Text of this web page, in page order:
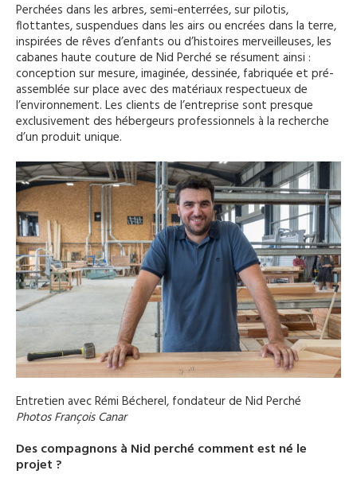
Perchées dans les arbres, semi-enterrées, sur pilotis,
flottantes, suspendues dans les airs ou encrées dans la terre,
inspirées de rêves d’enfants ou d’histoires merveilleuses, les
cabanes haute couture de Nid Perché se résument ainsi :
conception sur mesure, imaginée, dessinée, fabriquée et pré-
assemblée sur place avec des matériaux respectueux de
l’environnement. Les clients de l’entreprise sont presque
exclusivement des hébergeurs professionnels à la recherche
d’un produit unique.
Entretien avec Rémi Bécherel, fondateur de Nid Perché
Photos François Canar
Des compagnons à Nid perché comment est né le
projet ?